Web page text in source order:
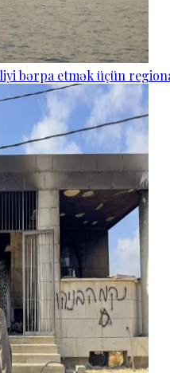
bərpa etmək üçün